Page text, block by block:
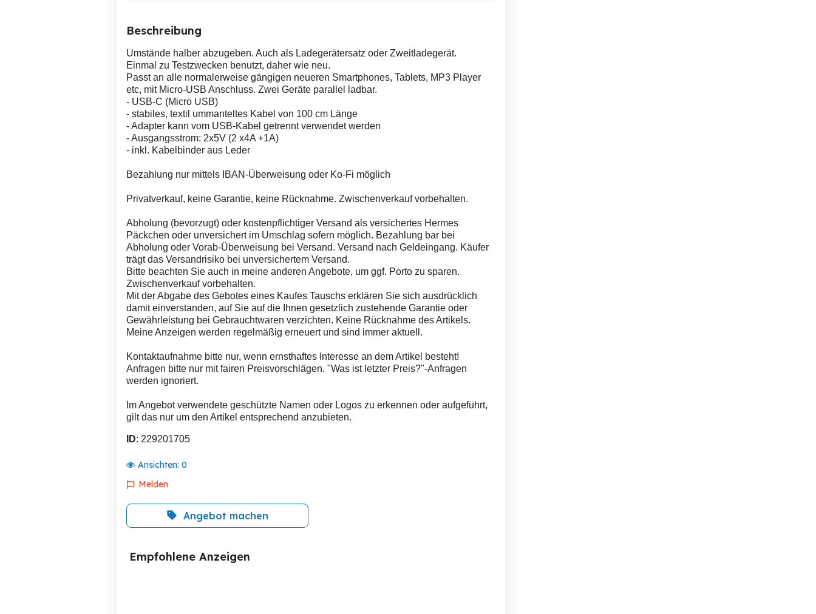
Beschreibung
Umstände halber abzugeben. Auch als Ladegerätersatz oder Zweitladegerät.
Einmal zu Testzwecken benutzt, daher wie neu.
Passt an alle normalerweise gängigen neueren Smartphones, Tablets, MP3 Player
etc, mit Micro-USB Anschluss. Zwei Geräte parallel ladbar.
- USB-C (Micro USB)
- stabiles, textil ummanteltes Kabel von 100 cm Länge
- Adapter kann vom USB-Kabel getrennt verwendet werden
- Ausgangsstrom: 2x5V (2 x4A +1A)
- inkl. Kabelbinder aus Leder
Bezahlung nur mittels IBAN-Überweisung oder Ko-Fi möglich
Privatverkauf, keine Garantie, keine Rücknahme. Zwischenverkauf vorbehalten.
Abholung (bevorzugt) oder kostenpflichtiger Versand als versichertes Hermes
Päckchen oder unversichert im Umschlag sofern möglich. Bezahlung bar bei
Abholung oder Vorab-Überweisung bei Versand. Versand nach Geldeingang. Käufer
trägt das Versandrisiko bei unversichertem Versand.
Bitte beachten Sie auch in meine anderen Angebote, um ggf. Porto zu sparen.
Zwischenverkauf vorbehalten.
Mit der Abgabe des Gebotes eines Kaufes Tauschs erklären Sie sich ausdrücklich
damit einverstanden, auf Sie auf die Ihnen gesetzlich zustehende Garantie oder
Gewährleistung bei Gebrauchtwaren verzichten. Keine Rücknahme des Artikels.
Meine Anzeigen werden regelmäßig erneuert und sind immer aktuell.
Kontaktaufnahme bitte nur, wenn ernsthaftes Interesse an dem Artikel besteht!
Anfragen bitte nur mit fairen Preisvorschlägen. "Was ist letzter Preis?"-Anfragen
werden ignoriert.
Im Angebot verwendete geschützte Namen oder Logos zu erkennen oder aufgeführt,
gilt das nur um den Artikel entsprechend anzubieten.
ID: 229201705
Ansichten: 0
Melden
Angebot machen
Empfohlene Anzeigen